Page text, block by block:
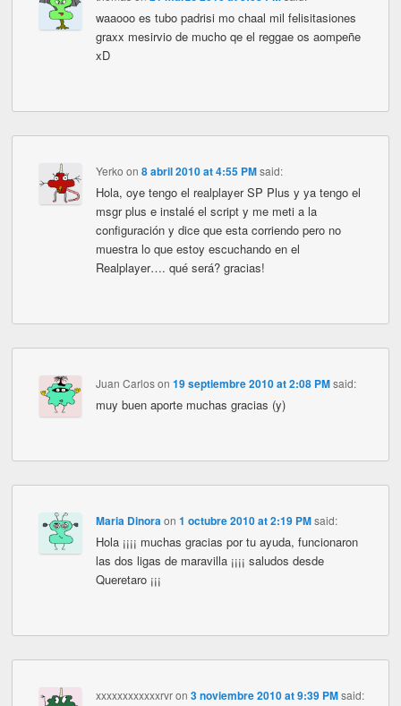
waaooo es tubo padrisi mo chaal mil felisitasiones
graxx mesirvio de mucho qe el reggae os aompeñe
xD
Yerko on 8 abril 2010 at 4:55 PM said:
Hola, oye tengo el realplayer SP Plus y ya tengo el
msgr plus e instalé el script y me meti a la
configuración y dice que esta corriendo pero no
muestra lo que estoy escuchando en el
Realplayer…. qué será? gracias!
Juan Carloson 19 septiembre 2010 at 2:08 PM said:
muy buen aporte muchas gracias (y)
Maria Dinora on 1 octubre 2010 at 2:19 PM said:
Hola ¡¡¡¡ muchas gracias por tu ayuda, funcionaron
las dos ligas de maravilla ¡¡¡¡ saludos desde
Queretaro ¡¡¡
xxxxxxxxxxxxrvron 3 noviembre 2010 at 9:39 PM said: